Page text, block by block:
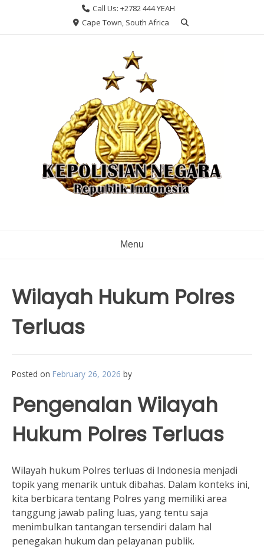
Call Us: +2782 444 YEAH
Cape Town, South Africa
Menu
Wilayah Hukum Polres
Terluas
Posted on February 26, 2026 by
Pengenalan Wilayah
Hukum Polres Terluas
Wilayah hukum Polres terluas di Indonesia menjadi
topik yang menarik untuk dibahas. Dalam konteks ini,
kita berbicara tentang Polres yang memiliki area
tanggung jawab paling luas, yang tentu saja
menimbulkan tantangan tersendiri dalam hal
penegakan hukum dan pelayanan publik.